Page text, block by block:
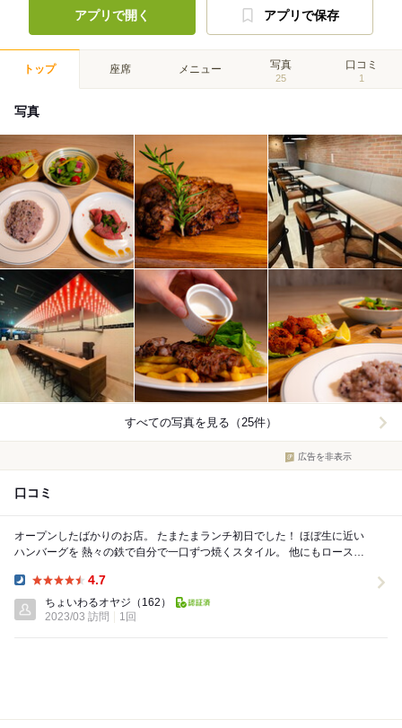
アプリで開く アプリで保存
トップ 座席 メニュー 写真
25
口コミ
1
写真
すべての写真を見る（25件）
広告を非表示
口コミ
オープンしたばかりのお店。 たまたまランチ初日でした！ ほぼ生に近い
ハンバーグを 熱々の鉄で自分で一口ずつ焼くスタイル。 他にもロースト
4.7
ちょいわるオヤジ （162）
2023/03 訪問
1回